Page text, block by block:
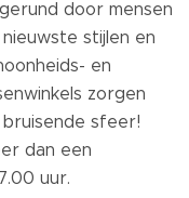
door mensen
stijlen en
en
zorgen
sfeer!
dan een
uur.